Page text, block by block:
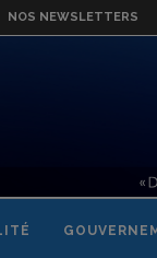
NOS NEWSLETTERS